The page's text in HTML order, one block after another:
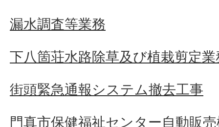
漏水調査等業務
下八箇荘水路除草及び植栽剪定
街頭緊急通報システム撤去工事
門真市保健福祉センター自動販